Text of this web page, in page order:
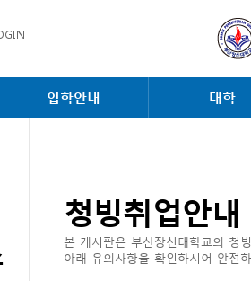
입학안내 대학
청빙취업안내
본 게시판은 부산장신대학교의 청
아래 유의사항을 확인하시어 안전